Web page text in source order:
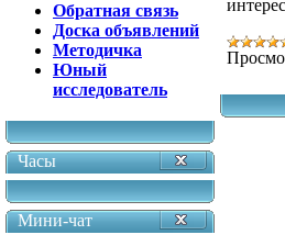
Обратная связь
Доска объявлений
Методичка
Юный
исследователь
Часы
Мини-чат